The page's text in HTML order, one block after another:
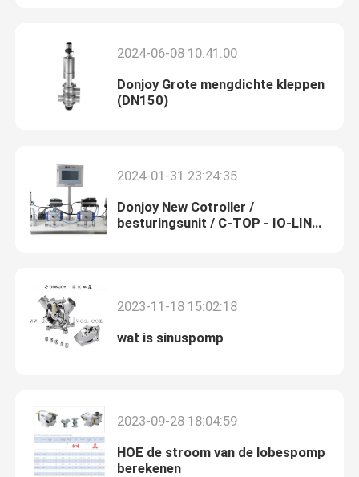
de klep van de drukveiligheid
Glas van roestvrij staal
Monsternameventiel
Deksel van de tank
pijpleidingfilter
2024-06-08 10:41:00
Donjoy Grote mengdichte kleppen
(DN150)
2024-01-31 23:24:35
Donjoy New Cotroller /
besturingsunit / C-TOP - IO-LINK,
2023-11-18 15:02:18
wat is sinuspomp
2023-09-28 18:04:59
HOE de stroom van de lobespomp
berekenen